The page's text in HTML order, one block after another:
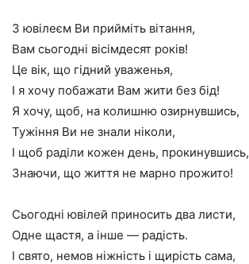
З ювілеєм Ви прийміть вітання,
Вам сьогодні вісімдесят років!
Це вік, що гідний уваженья,
І я хочу побажати Вам жити без бід!
Я хочу, щоб, на колишню озирнувшись,
Тужіння Ви не знали ніколи,
І щоб раділи кожен день, прокинувшись,
Знаючи, що життя не марно прожито!
Сьогодні ювілей приносить два листи,
Одне щастя, а інше — радість.
І свято, немов ніжність і щирість сама,